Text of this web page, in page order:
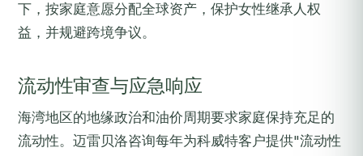
下，按家庭意愿分配全球资产，保护女性继承人权
益，并规避跨境争议。
流动性审查与应急响应
海湾地区的地缘政治和油价周期要求家庭保持充足的
流动性。迈雷贝洛咨询每年为科威特客户提供"流动性